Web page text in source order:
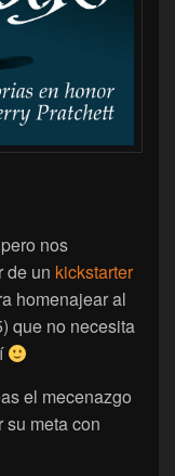
nos
de un kickstarter
homenajear al
que no necesita
el mecenazgo
su meta con